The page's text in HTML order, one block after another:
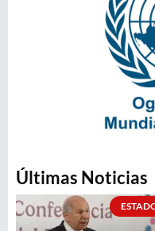
Últimas Noticias